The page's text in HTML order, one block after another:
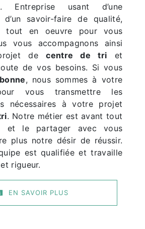
. Entreprise usant d’une
savoir-faire de qualité,
tout en oeuvre pour vous
vous accompagnons ainsi
decentre de tri et
de vos besoins. Si vous
, nous sommes à votre
vous transmettre les
nécessaires à votre projet
. Notre métier est avant tout
et le partager avec vous
plus notre désir de réussir.
est qualifiée et travaille
rigueur.
EN SAVOIR PLUS